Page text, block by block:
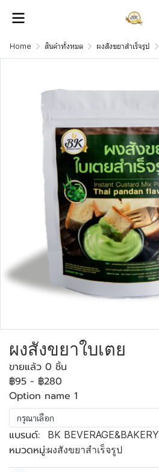
Home สินค้าทั้งหมด ผงสังขยาสำเร็จรูป
ผงสังขยาใบเตย
ขายแล้ว 0 ชิ้น
฿95 - ฿280
Option name 1
กรุณาเลือก
แบรนด์: BK BEVERAGE&BAKERY
หมวดหมู่:ผงสังขยาสำเร็จรูป